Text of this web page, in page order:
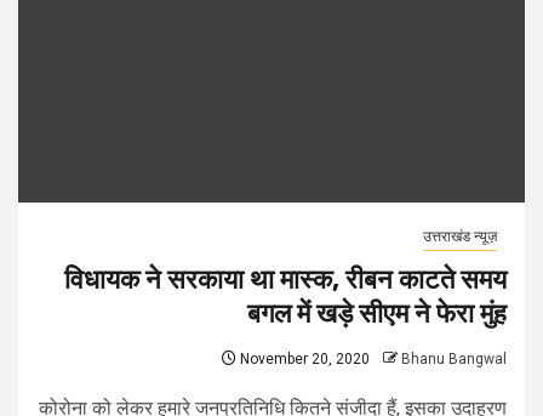
उत्तराखंड न्यूज़
विधायक ने सरकाया था मास्क, रीबन काटते समय
बगल में खड़े सीएम ने फेरा मुंह
November 20, 2020 Bhanu Bangwal
कोरोना को लेकर हमारे जनप्रतिनिधि कितने संजीदा हैं, इसका उदाहरण